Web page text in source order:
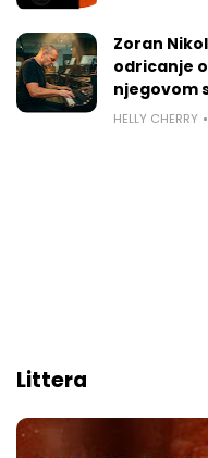
Zoran
odricanje
njegovom
HELLY CHERRY
Littera